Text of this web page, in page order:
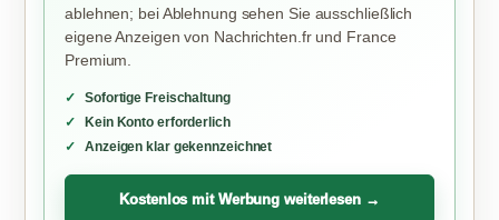
ablehnen; bei Ablehnung sehen Sie ausschließlich
eigene Anzeigen von Nachrichten.fr und France
Premium.
Sofortige Freischaltung
Kein Konto erforderlich
Anzeigen klar gekennzeichnet
Kostenlos mit Werbung weiterlesen →